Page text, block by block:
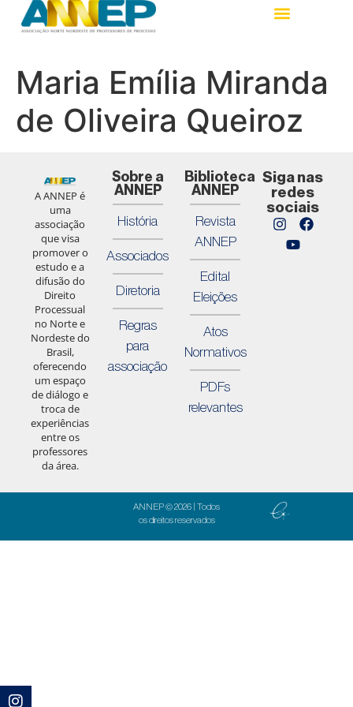
Maria Emília Miranda
de Oliveira Queiroz
A ANNEP é
uma
associação
que visa
promover o
estudo e a
difusão do
Direito
Processual
no Norte e
Nordeste do
Brasil,
oferecendo
um espaço
de diálogo e
troca de
experiências
entre os
professores
da área.
Sobre a
ANNEP
História
Associados
Diretoria
Regras
para
associação
Biblioteca
ANNEP
Revista
ANNEP
Edital
Eleições
Atos
Normativos
PDFs
relevantes
Siga nas
redes
sociais
ANNEP © 2026 | Todos
os direitos reservados